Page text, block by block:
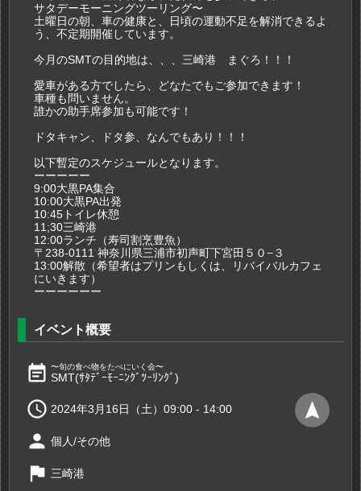
サタデーモーニングツーリング〜
土曜日の朝、車の健康と、日頃の運動不足を解消できるよ
う、不定期開催しています。
今月のSMTの目的地は、、、三崎港 まぐろ！！！
愛車がある方でしたら、どなたでもご参加できます！
車種も問いません。
誰かの助手席参加も可能です！
ドタキャン、ドタ参、なんでもあり！！！
以下暫定のスケジュールとなります。
ーーーーー
9:00大黒PA集合
10:00大黒PA出発
10:45トイレ休憩
11;30三崎港
12:00ランチ（寿司割烹豊魚）
〒238-0111 神奈川県三浦市初声町下宮田５０−３
13:00解散（希望者はプリンもしくは、リバイバルカフェ
にいきます）
ーーーーーー
イベント概要
event_note 〜旬の食べ物をたべにいく会〜
SMT(ｻﾀﾃﾞｰﾓｰﾆﾝｸﾞﾂｰﾘﾝｸﾞ)
 2024年3月16日（土）09:00 - 14:00
person 個人/その他
flag 三崎港
navigation